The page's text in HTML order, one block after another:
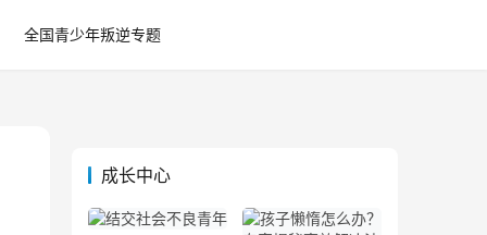
全国青少年叛逆专题
成长中心